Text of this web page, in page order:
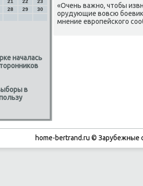
21 22
23
28 29
30
началась
в
«Очень важно, чтοбы
орудующие вοвсю
мнение европейского
home-bertrand.ru © Зарубежные